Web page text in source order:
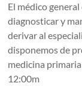
Clínica
a
la
población
hondureña.
El médico
diagnosticar y
derivar al
disponemos de
medicina
12:00m